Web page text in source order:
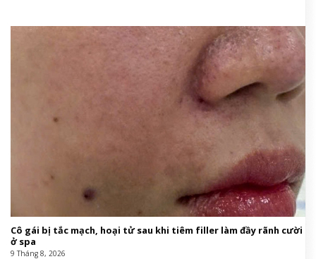
Cô gái bị tắc mạch, hoại tử sau khi tiêm filler làm đầy rãnh cười
ở spa
9 Tháng 8, 2026